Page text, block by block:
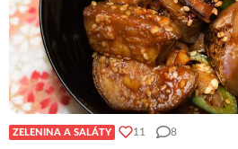
ZELENINA A SALÁTY 11 8